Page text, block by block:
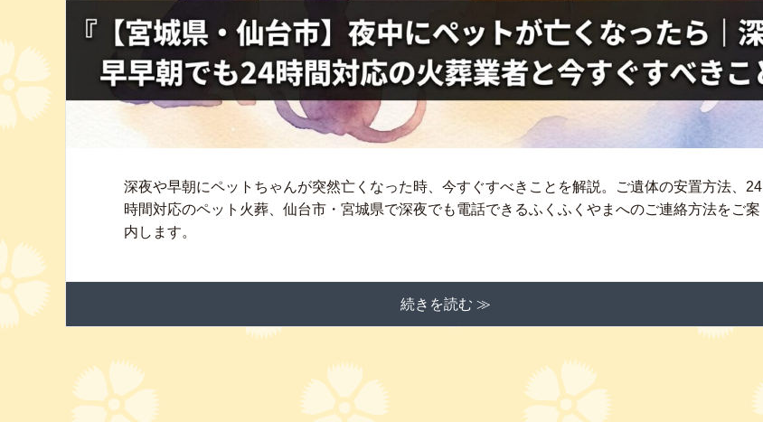
深夜や早朝にペットちゃんが突然亡くなった時、今すぐすべきことを解説。ご遺体の安置方法、24
時間対応のペット火葬、仙台市・宮城県で深夜でも電話できるふくふくやまへのご連絡方法をご案
内します。
続きを読む ≫